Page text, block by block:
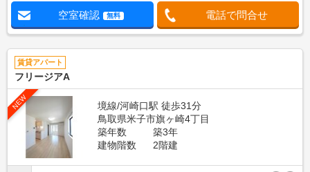
空室確認 無料 電話で問合せ
賃貸アパート
フリージアA
NEW
境線/河崎口駅 徒歩31分
鳥取県米子市旗ヶ崎4丁目
築年数
築3年
建物階数
2階建